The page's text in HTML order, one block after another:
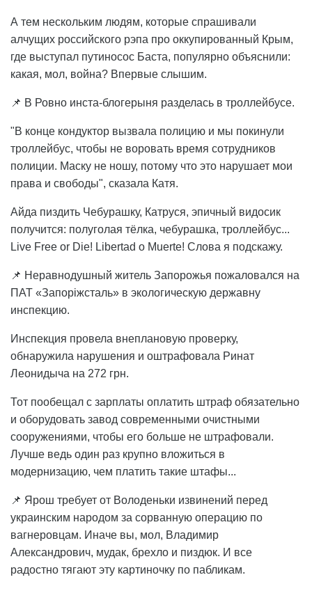
А тем нескольким людям, которые спрашивали
алчущих российского рэпа про оккупированный Крым,
где выступал путиносос Баста, популярно объяснили:
какая, мол, война? Впервые слышим.
📌 В Ровно инста-блогерыня разделась в троллейбусе.
"В конце кондуктор вызвала полицию и мы покинули
троллейбус, чтобы не воровать время сотрудников
полиции. Маску не ношу, потому что это нарушает мои
права и свободы", сказала Катя.
Айда пиздить Чебурашку, Катруся, эпичный видосик
получится: полуголая тёлка, чебурашка, троллейбус...
Live Free or Die! Libertad o Muerte! Слова я подскажу.
📌 Неравнодушный житель Запорожья пожаловался на
ПАТ «Запоріжсталь» в экологическую державну
инспекцию.
Инспекция провела внеплановую проверку,
обнаружила нарушения и оштрафовала Ринат
Леонидыча на 272 грн.
Тот пообещал с зарплаты оплатить штраф обязательно
и оборудовать завод современными очистными
сооружениями, чтобы его больше не штрафовали.
Лучше ведь один раз крупно вложиться в
модернизацию, чем платить такие штафы...
📌 Ярош требует от Володеньки извинений перед
украинским народом за сорванную операцию по
вагнеровцам. Иначе вы, мол, Владимир
Александрович, мудак, брехло и пиздюк. И все
радостно тягают эту картиночку по пабликам.